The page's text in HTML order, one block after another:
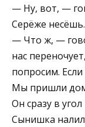
— Ну, вот, —
Серёже
— Что ж, —
нас
попросим.
Мы пришли
Он сразу в
Сынишка